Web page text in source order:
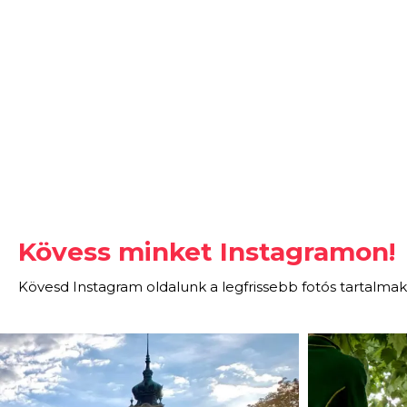
Kövess minket Instagramon!
Kövesd Instagram oldalunk a legfrissebb fotós